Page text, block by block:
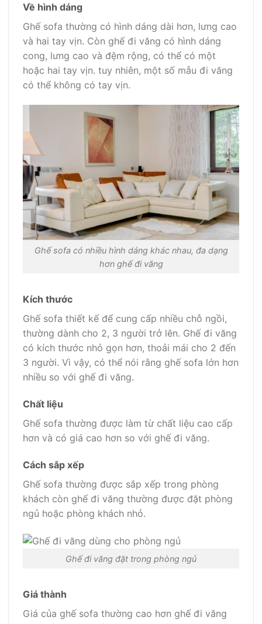
Về hình dáng
Ghế sofa thường có hình dáng dài hơn, lưng cao
và hai tay vịn. Còn ghế đi văng có hình dáng
cong, lưng cao và đệm rộng, có thể có một
hoặc hai tay vịn. tuy nhiên, một số mẫu đi văng
có thể không có tay vịn.
Ghế sofa có nhiều hình dáng khác nhau, đa dạng
hơn ghế đi văng
Kích thước
Ghế sofa thiết kế để cung cấp nhiều chỗ ngồi,
thường dành cho 2, 3 người trở lên. Ghế đi văng
có kích thước nhỏ gọn hơn, thoải mái cho 2 đến
3 người. Vì vậy, có thể nói rằng ghế sofa lớn hơn
nhiều so với ghế đi văng.
Chất liệu
Ghế sofa thường được làm từ chất liệu cao cấp
hơn và có giá cao hơn so với ghế đi văng.
Cách sắp xếp
Ghế sofa thường được sắp xếp trong phòng
khách còn ghế đi văng thường được đặt phòng
ngủ hoặc phòng khách nhỏ.
Ghế đi văng đặt trong phòng ngủ
Giá thành
Giá của ghế sofa thường cao hơn ghế đi văng